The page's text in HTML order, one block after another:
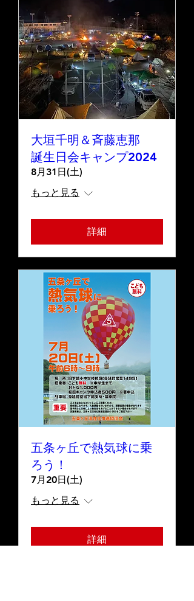
大垣千明＆斉藤恵那
誕生日会キャンプ2024
8月31日(土)
もっと見る
詳細
五条ヶ丘で熱気球に乗
ろう！
7月20日(土)
もっと見る
詳細